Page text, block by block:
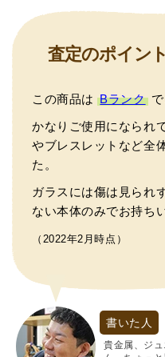
査定のポイン
この商品はBランクで
かなりご使用になられ
やブレスレットなど全
た。
ガラスには傷は見られ
ない本体のみでお持ち
（2022年2月時点）
書いた人
貴金属、ジ